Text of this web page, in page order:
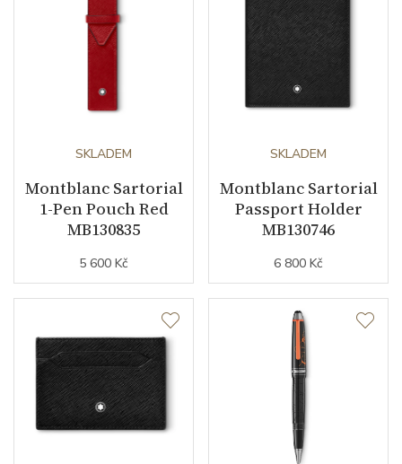
SKLADEM
Montblanc Sartorial
1-Pen Pouch Red
MB130835
5 600 Kč
SKLADEM
Montblanc Sartorial
Passport Holder
MB130746
6 800 Kč